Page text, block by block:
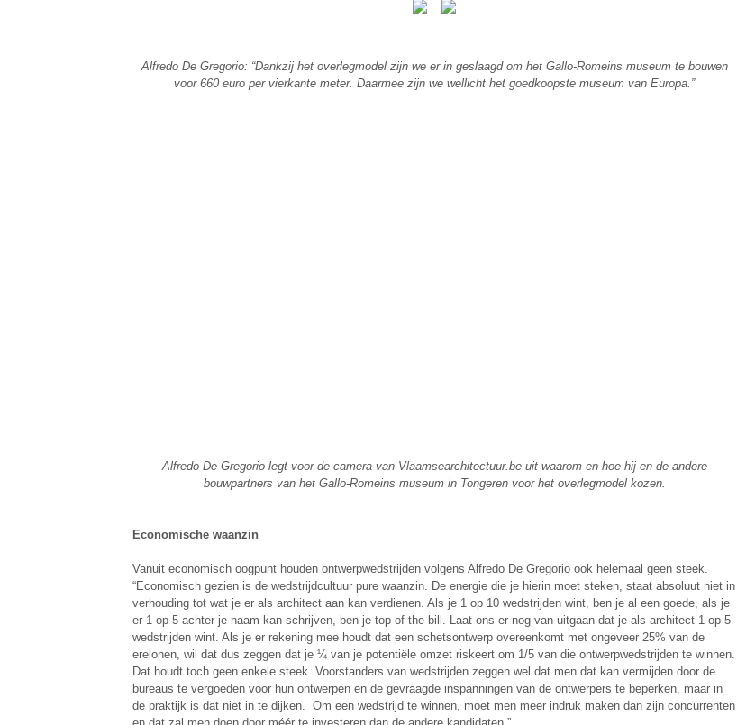
Alfredo De Gregorio: “Dankzij het overlegmodel zijn we er in geslaagd om het Gallo-Romeins museum te bouwen
voor 660 euro per vierkante meter. Daarmee zijn we wellicht het goedkoopste museum van Europa.”
Alfredo De Gregorio legt voor de camera van Vlaamsearchitectuur.be uit waarom en hoe hij en de andere
bouwpartners van het Gallo-Romeins museum in Tongeren voor het overlegmodel kozen.
Economische waanzin
Vanuit economisch oogpunt houden ontwerpwedstrijden volgens Alfredo De Gregorio ook helemaal geen steek.
“Economisch gezien is de wedstrijdcultuur pure waanzin. De energie die je hierin moet steken, staat absoluut niet in
verhouding tot wat je er als architect aan kan verdienen. Als je 1 op 10 wedstrijden wint, ben je al een goede, als je
er 1 op 5 achter je naam kan schrijven, ben je top of the bill. Laat ons er nog van uitgaan dat je als architect 1 op 5
wedstrijden wint. Als je er rekening mee houdt dat een schetsontwerp overeenkomt met ongeveer 25% van de
erelonen, wil dat dus zeggen dat je ¼ van je potentiële omzet riskeert om 1/5 van die ontwerpwedstrijden te winnen.
Dat houdt toch geen enkele steek. Voorstanders van wedstrijden zeggen wel dat men dat kan vermijden door de
bureaus te vergoeden voor hun ontwerpen en de gevraagde inspanningen van de ontwerpers te beperken, maar in
de praktijk is dat niet in te dijken. Om een wedstrijd te winnen, moet men meer indruk maken dan zijn concurrenten